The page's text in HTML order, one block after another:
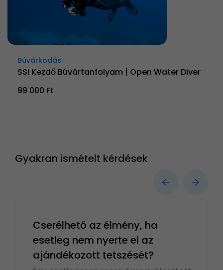
Búvárkodás
SSI Kezdő Búvártanfolyam | Open Water Diver
99 000 Ft
Gyakran ismételt kérdések
Cserélhető az élmény, ha
esetleg nem nyerte el az
ajándékozott tetszését?